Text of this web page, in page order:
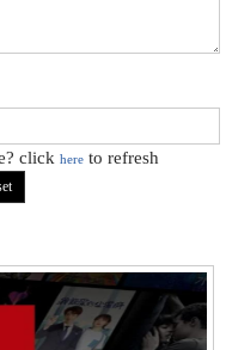
clickhere to refresh